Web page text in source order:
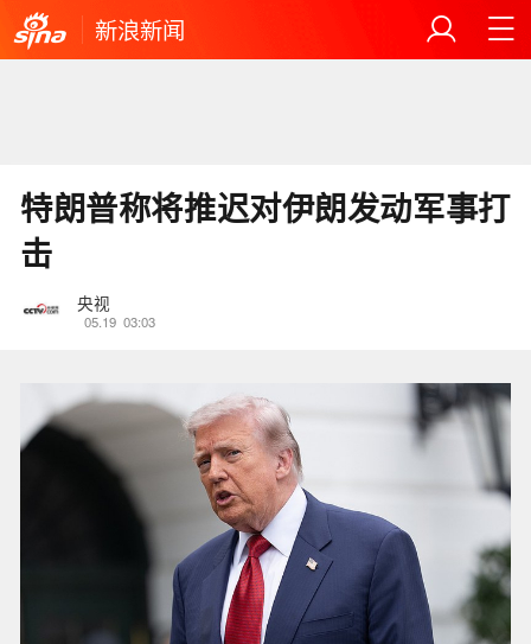
新浪新闻
特朗普称将推迟对伊朗发动军事打
击
央视
05.19 03:03